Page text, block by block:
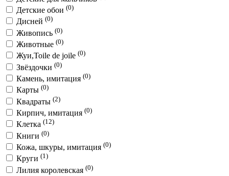
Детские обои (0)
Дисней (0)
Живопись (0)
Животные (0)
Жуи,Toile de joile (0)
Звёздочки (0)
Камень, имитация (0)
Карты (0)
Квадраты (2)
Кирпич, имитация (0)
Клетка (12)
Книги (0)
Кожа, шкуры, имитация (0)
Круги (1)
Лилия королевская (0)